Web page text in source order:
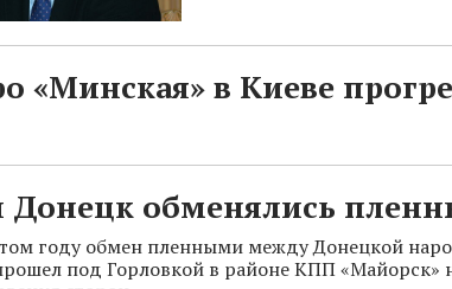
«Минская» в Киеве
Донецк обменялись
году обмен пленными между Донецкой
под Горловкой в районе КПП «Майорск»